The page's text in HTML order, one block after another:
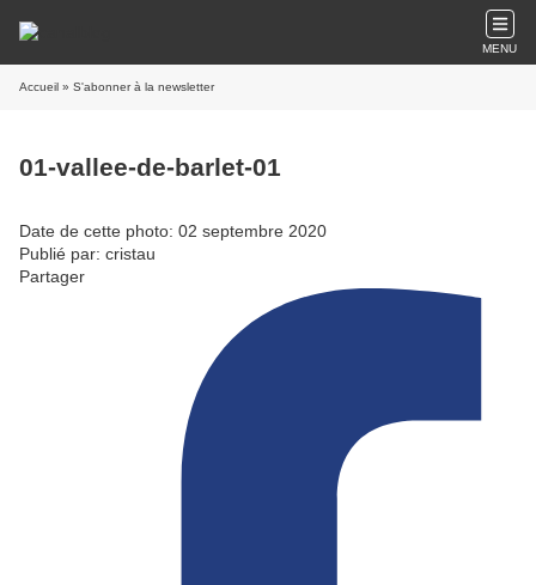
MENU
Accueil » S'abonner à la newsletter
01-vallee-de-barlet-01
Date de cette photo: 02 septembre 2020
Publié par: cristau
Partager